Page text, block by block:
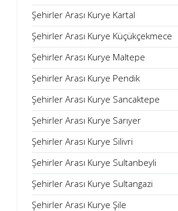
Şehirler Arası Kurye Kartal
Şehirler Arası Kurye Küçükçekmece
Şehirler Arası Kurye Maltepe
Şehirler Arası Kurye Pendik
Şehirler Arası Kurye Sancaktepe
Şehirler Arası Kurye Sarıyer
Şehirler Arası Kurye Silivri
Şehirler Arası Kurye Sultanbeyli
Şehirler Arası Kurye Sultangazi
Şehirler Arası Kurye Şile